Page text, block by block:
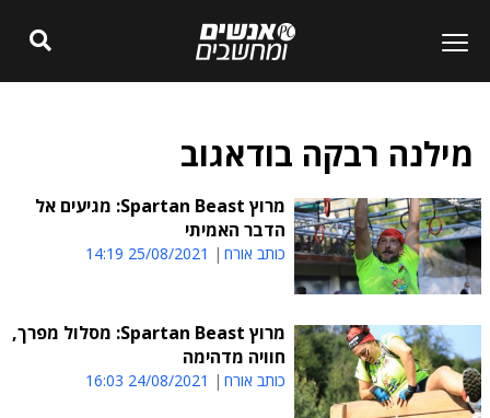
מילנה רבקה בודאגוב
מרוץ Spartan Beast: מגיעים אל
הדבר האמיתי
כותב אורח 25/08/2021 14:19
מרוץ Spartan Beast: מסלול מפרך,
חוויה מדהימה
כותב אורח 24/08/2021 16:03